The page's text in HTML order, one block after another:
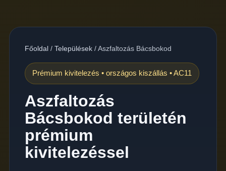
Főoldal/ Települések/Aszfaltozás Bácsbokod
Prémium kivitelezés • országos kiszállás • AC11
Aszfaltozás
Bácsbokod területén
prémium
kivitelezéssel